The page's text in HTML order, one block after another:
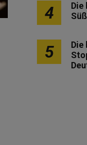
4
Die
5
Die